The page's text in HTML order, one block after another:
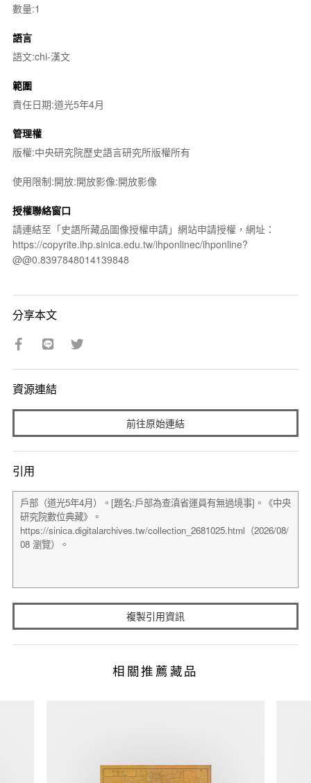
數量:1
語言
語文:chi-漢文
範圍
責任日期:道光5年4月
管理權
版權:中央研究院歷史語言研究所版權所有
使用限制:開放:開放影像:開放影像
授權聯絡窗口
請連結至「史語所藏品圖像授權申請」網站申請授權，網址：
https://copyrite.ihp.sinica.edu.tw/ihponlinec/ihponline?
@@0.8397848014139848
分享本文
資源連結
前往原始連結
引用
複製引用資訊
相關推薦藏品